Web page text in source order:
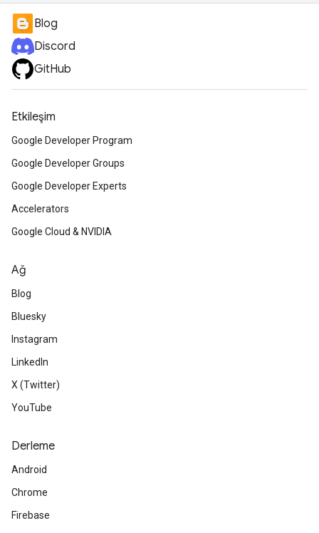
Blog
Discord
GitHub
Etkileşim
Google Developer Program
Google Developer Groups
Google Developer Experts
Accelerators
Google Cloud & NVIDIA
Ağ
Blog
Bluesky
Instagram
LinkedIn
X (Twitter)
YouTube
Derleme
Android
Chrome
Firebase